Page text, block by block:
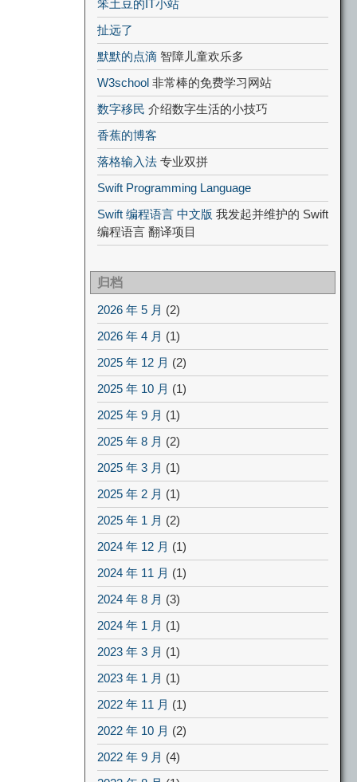
笨土豆的IT小站
扯远了
默默的点滴 智障儿童欢乐多
W3school 非常棒的免费学习网站
数字移民 介绍数字生活的小技巧
香蕉的博客
落格输入法 专业双拼
Swift Programming Language
Swift 编程语言 中文版 我发起并维护的 Swift
编程语言 翻译项目
归档
2026 年 5 月 (2)
2026 年 4 月 (1)
2025 年 12 月 (2)
2025 年 10 月 (1)
2025 年 9 月 (1)
2025 年 8 月 (2)
2025 年 3 月 (1)
2025 年 2 月 (1)
2025 年 1 月 (2)
2024 年 12 月 (1)
2024 年 11 月 (1)
2024 年 8 月 (3)
2024 年 1 月 (1)
2023 年 3 月 (1)
2023 年 1 月 (1)
2022 年 11 月 (1)
2022 年 10 月 (2)
2022 年 9 月 (4)